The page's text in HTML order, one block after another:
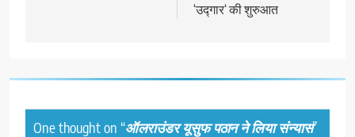
‘उद्गार‘ की शुरुआत
One thought on “ऑलराउंडर यूसुफ पठान ने लिया संन्यास”